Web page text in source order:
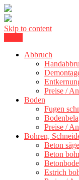
Skip to content
BBS
Abbruch
Preise /
Boden
Fugen
Preise /
Bohren,
Beton
Beton
Estrich